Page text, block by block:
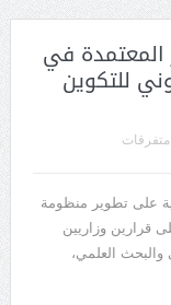
المعتمدة في
للتكوين
متفرقات
على تطوير منظومة
قرارين وزاريين
والبحث العلمي،